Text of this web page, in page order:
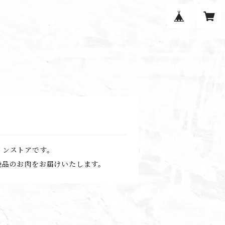
ストアです。
のお肉をお届けいたします。